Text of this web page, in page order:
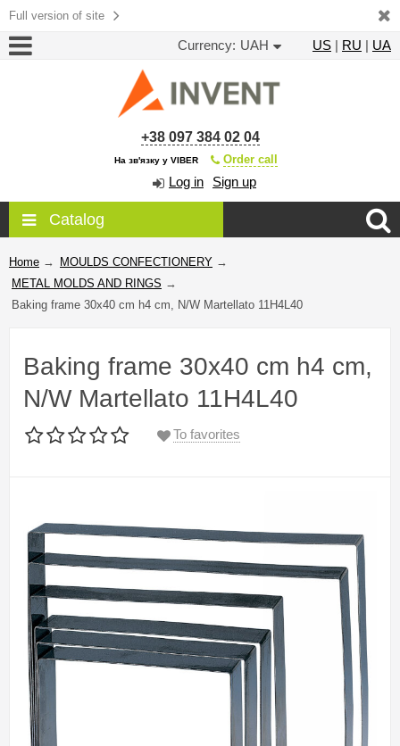
Full version of site
Currency: UAH US | RU | UA
+38 097 384 02 04
На зв'язку у VIBER Order call
Log in Sign up
Catalog
Home → MOULDS CONFECTIONERY →
METAL MOLDS AND RINGS →
Baking frame 30x40 cm h4 cm, N/W Martellato 11H4L40
Baking frame 30x40 cm h4 cm,
N/W Martellato 11H4L40
To favorites